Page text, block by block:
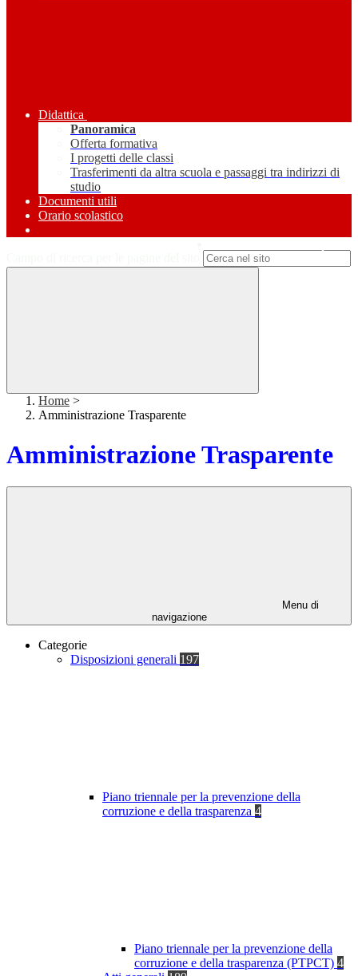
Didattica
Panoramica
Offerta formativa
I progetti delle classi
Trasferimenti da altra scuola e passaggi tra indirizzi di
studio
Documenti utili
Orario scolastico
Home >
Amministrazione Trasparente
Amministrazione Trasparente
Menu di
navigazione
Categorie
Disposizioni generali 197
Piano triennale per la prevenzione della
corruzione e della trasparenza 4
Piano triennale per la prevenzione della
corruzione e della trasparenza (PTPCT) 4